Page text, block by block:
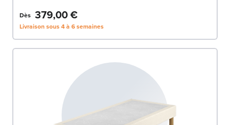
Dès 379,00 €
Livraison sous 4 à 6 semaines